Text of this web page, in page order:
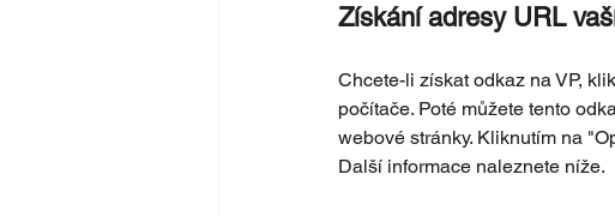
Získání adresy URL
Chcete-li získat odkaz na VP,
počítače. Poté můžete tento
webové stránky. Kliknutím na
Další informace naleznete níže.